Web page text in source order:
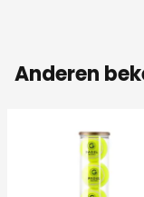
Anderen